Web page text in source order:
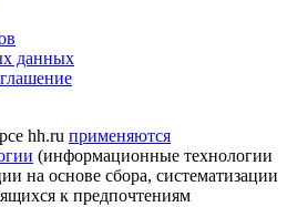
данных
hh.ru применяются
(информационные технологии
на основе сбора, систематизации
к предпочтениям